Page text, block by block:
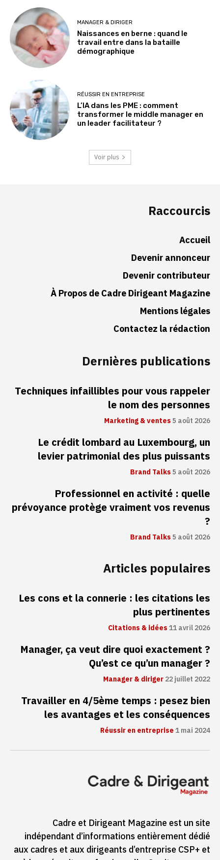
MANAGER & DIRIGER
Naissances en berne : quand le
travail entre dans la bataille
démographique
RÉUSSIR EN ENTREPRISE
L’IA dans les PME : comment
transformer le middle manager en
un leader facilitateur ?
Voir plus
Raccourcis
Accueil
Devenir annonceur
Devenir contributeur
À Propos de Cadre Dirigeant Magazine
Mentions légales
Contactez la rédaction
Dernières publications
Techniques infaillibles pour vous rappeler
le nom des personnes
Marketing & ventes5 août 2026
Le crédit lombard au Luxembourg, un
levier patrimonial des plus puissants
Brand Talks5 août 2026
Professionnel en activité : quelle
prévoyance protège vraiment vos revenus
?
Brand Talks5 août 2026
Articles populaires
Les cons et la connerie : les citations les
plus pertinentes
Citations & idées11 avril 2026
Manager, ça veut dire quoi exactement ?
Qu’est ce qu’un manager ?
Manager & diriger22 juillet 2022
Travailler en 4/5ème temps : pesez bien
les avantages et les conséquences
Réussir en entreprise1 mai 2024
Cadre et Dirigeant Magazine est un site
indépendant d’informations entièrement dédié
aux cadres et aux dirigeants d’entreprise CSP+ et